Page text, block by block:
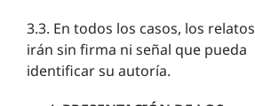
3.3. En todos los casos, los relatos
irán sin firma ni señal que pueda
identificar su autoría.